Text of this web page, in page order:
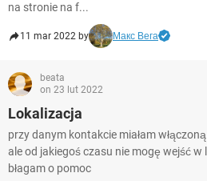
na stronie na f...
11 mar 2022 by Макс Вега
beata
on 23 lut 2022
Lokalizacja
przy danym kontakcie miałam
ale od jakiegoś czasu nie mogę wejść w
błagam o pomoc